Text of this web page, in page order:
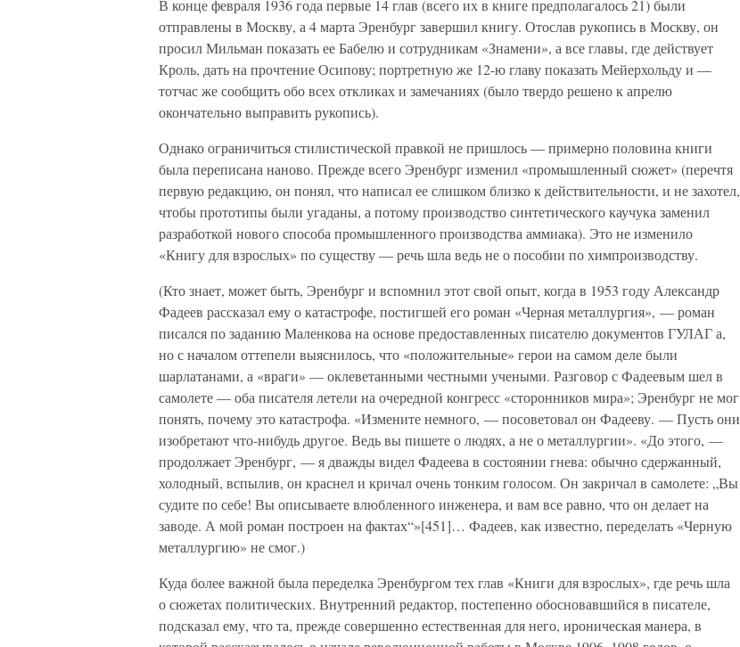
В конце февраля 1936 года первые 14 глав (всего их в книге предполагалось 21) были
отправлены в Москву, а 4 марта Эренбург завершил книгу. Отослав рукопись в Москву, он
просил Мильман показать ее Бабелю и сотрудникам «Знамени», а все главы, где действует
Кроль, дать на прочтение Осипову; портретную же 12-ю главу показать Мейерхольду и —
тотчас же сообщить обо всех откликах и замечаниях (было твердо решено к апрелю
окончательно выправить рукопись).
Однако ограничиться стилистической правкой не пришлось — примерно половина книги
была переписана наново. Прежде всего Эренбург изменил «промышленный сюжет» (перечтя
первую редакцию, он понял, что написал ее слишком близко к действительности, и не захотел,
чтобы прототипы были угаданы, а потому производство синтетического каучука заменил
разработкой нового способа промышленного производства аммиака). Это не изменило
«Книгу для взрослых» по существу — речь шла ведь не о пособии по химпроизводству.
(Кто знает, может быть, Эренбург и вспомнил этот свой опыт, когда в 1953 году Александр
Фадеев рассказал ему о катастрофе, постигшей его роман «Черная металлургия», — роман
писался по заданию Маленкова на основе предоставленных писателю документов ГУЛАГ а,
но с началом оттепели выяснилось, что «положительные» герои на самом деле были
шарлатанами, а «враги» — оклеветанными честными учеными. Разговор с Фадеевым шел в
самолете — оба писателя летели на очередной конгресс «сторонников мира»; Эренбург не мог
понять, почему это катастрофа. «Измените немного, — посоветовал он Фадееву. — Пусть они
изобретают что-нибудь другое. Ведь вы пишете о людях, а не о металлургии». «До этого, —
продолжает Эренбург, — я дважды видел Фадеева в состоянии гнева: обычно сдержанный,
холодный, вспылив, он краснел и кричал очень тонким голосом. Он закричал в самолете: „Вы
судите по себе! Вы описываете влюбленного инженера, и вам все равно, что он делает на
заводе. А мой роман построен на фактах“»[451]… Фадеев, как известно, переделать «Черную
металлургию» не смог.)
Куда более важной была переделка Эренбургом тех глав «Книги для взрослых», где речь шла
о сюжетах политических. Внутренний редактор, постепенно обосновавшийся в писателе,
подсказал ему, что та, прежде совершенно естественная для него, ироническая манера, в